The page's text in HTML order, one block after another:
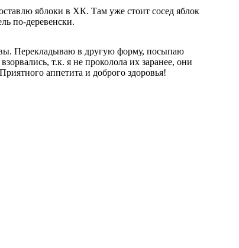
яблоки в ХК. Там уже стоит сосед яблок
по-деревенски.
Перекладываю в другую форму, посыпаю
т.к. я не проколола их заранее, они
аппетита и доброго здоровья!